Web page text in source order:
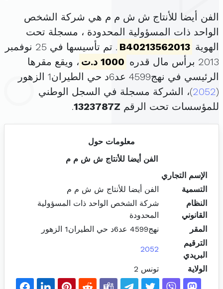
الفن أيضا للأنتاج ش ش م م هي شركة الشخص
الواحد ذات المسؤولية المحدودة ، مسجلة تحت
الهوية B40213562013
. تم تأسيسها في 25 نوفمبر
2013 برأس مال قدره
1000 د.ت
، ويقع مقرها
الرئيسي في نهج4599 عد6د حي الطيران1 الزهور
(
2052)، الشركة مسجلة في السجل الوطني
للمؤسسات تحت الرقم 1323787Z
.
معلومات حول
الفن أيضا للأنتاج ش ش م م
الإسم التجاري
التسمية
الفن أيضا للأنتاج ش ش م م
النظام
القانوني
شركة الشخص الواحد ذات المسؤولية
المحدودة
المقر
نهج4599 عد6د حي الطيران1 الزهور
الترقيم
البريدي
2052
الولاية تونس 2